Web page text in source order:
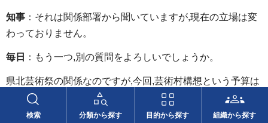
検索 分類から探す 目的から探す 組織から探す
知事 ：それは関係部署から聞いていますが,現在の立場は変
わっておりません。
毎日 ：もう一つ,別の質問をよろしいでしょうか。
県北芸術祭の関係なのですが,今回,芸術村構想という予算は
あるのですが,芸術祭については具体的予算がついていない
ように思うのですが,現在,知事は,芸術祭の継続などを含め